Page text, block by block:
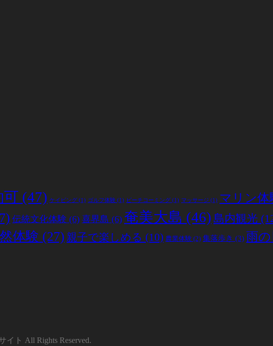
可 (47) ケイビング (1) ゴルフ体験 (1) ビーチコーミング (1) マッサージ (1) マリン体
伝統文化体験 (6) 喜界島 (6) 奄美大島 (46) 島内観光
体験 (27) 親子で楽しめる (10) 農業体験 (2) 集落歩き (3) 雨
ト All Rights Reserved.